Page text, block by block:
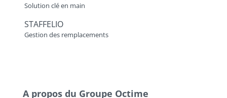
Solution clé en main
STAFFELIO
Gestion des remplacements
A propos du Groupe Octime